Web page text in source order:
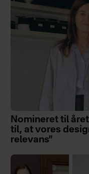
Nomineret til
til, at vores
relevans"